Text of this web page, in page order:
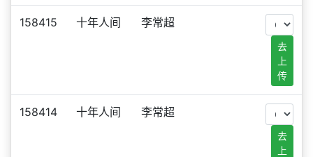
158415 十年人间 李常超
去
上
传
158414 十年人间 李常超
去
上